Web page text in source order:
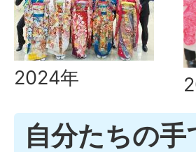
2024年
自分たちの